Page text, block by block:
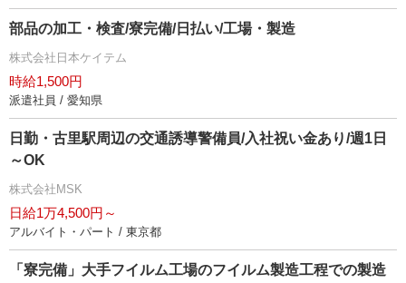
部品の加工・検査/寮完備/日払い/工場・製造
株式会社日本ケイテム
時給1,500円
派遣社員 / 愛知県
日勤・古里駅周辺の交通誘導警備員/入社祝い金あり/週1日
～OK
株式会社MSK
日給1万4,500円～
アルバイト・パート / 東京都
「寮完備」大手フイルム工場のフイルム製造工程での製造